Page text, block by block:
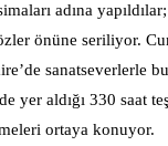
adına
önüne seriliyor.
sanatseverlerle
yer aldığı 330
ortaya konuyor.